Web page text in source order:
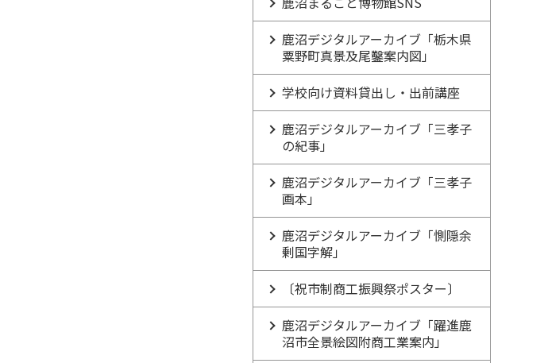
鹿沼デジタルアーカイブ「栃木県
粟野町真景及尾鑿案内図」
学校向け資料貸出し・出前講座
鹿沼デジタルアーカイブ「三孝子
の紀事」
鹿沼デジタルアーカイブ「三孝子
画本」
鹿沼デジタルアーカイブ「惻隠余
剰国字解」
〔祝市制商工振興祭ポスター〕
鹿沼デジタルアーカイブ「躍進鹿
沼市全景絵図附商工業案内」